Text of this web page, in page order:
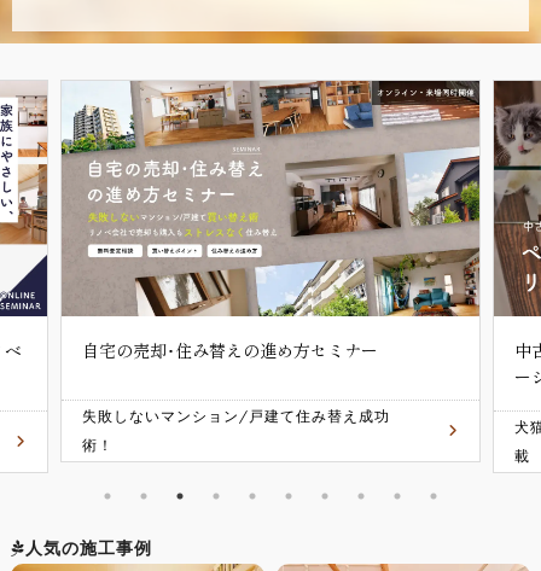
中古リノベセミナー「犬猫と快適に暮らすリノベ
犬猫との暮らしが楽しくなるリノベのヒント満
載
人気の施工事例